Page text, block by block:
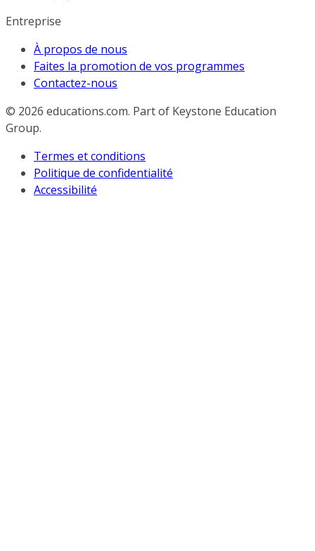
Entreprise
À propos de nous
Faites la promotion de vos programmes
Contactez-nous
© 2026 educations.com. Part of Keystone Education
Group.
Termes et conditions
Politique de confidentialité
Accessibilité